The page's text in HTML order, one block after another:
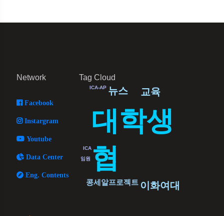
Network
Facebook
Instargram
Youtube
Data Center
Eng. Contents
Tag Cloud
대학생
협
교육
이화여대
뉴스
콩세알프로젝트
ICA
임원
ICA-AP